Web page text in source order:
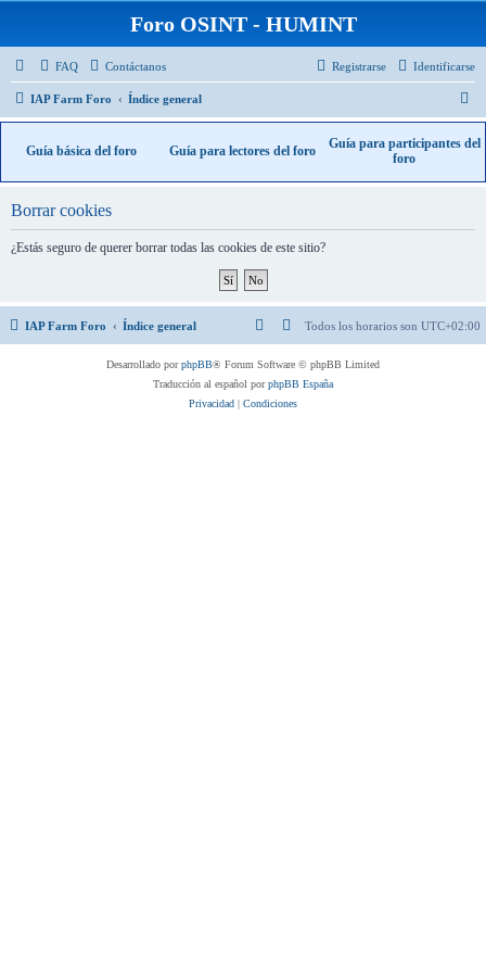
Foro OSINT - HUMINT
FAQ Contáctanos Identificarse
Registrarse
IAP Farm Foro Índice general
u
s
r
Guía básica del foro Guía para lectores del foro
Guía para participantes del
foro
Borrar cookies
¿Estás seguro de querer borrar todas las cookies de este sitio?
IAP Farm Foro Índice general Todos los horarios son UTC+02:00
Desarrollado porphpBB® Forum Software © phpBB Limited
Traducción al español porphpBB España
Privacidad | Condiciones